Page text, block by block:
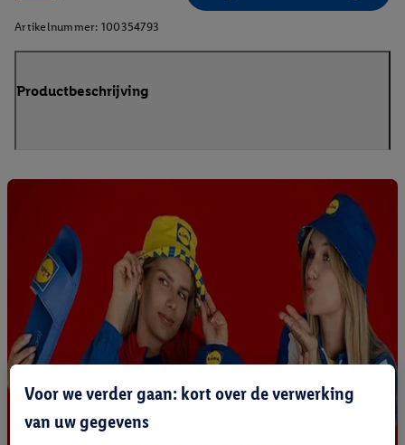
Artikelnummer: 100354793
Productbeschrijving
Voor we verder gaan: kort over de verwerking
van uw gegevens